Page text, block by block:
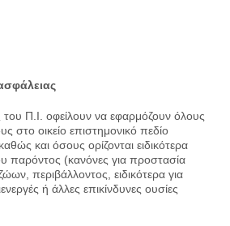
του Π.Ι. οφείλουν να εφαρμόζουν όλους
στο οικείο επιστημονικό πεδίο
και όσους ορίζονται ειδικότερα
παρόντος (κανόνες για προστασία
περιβάλλοντος, ειδικότερα για
ή άλλες επικίνδυνες ουσίες